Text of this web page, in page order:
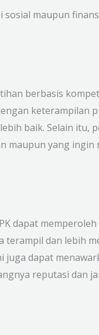
sosial maupun
berbasis
keterampilan
baik. Selain itu,
maupun yang
dapat
dan lebih
juga dapat
reputasi dan